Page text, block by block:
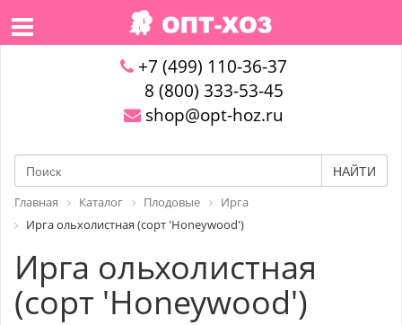
+7 (499) 110-36-37
8 (800) 333-53-45
shop@opt-hoz.ru
НАЙТИ
Главная Каталог Плодовые
Ирга
Ирга ольхолистная (сорт 'Honeywood')
Ирга ольхолистная
(сорт 'Honeywood')